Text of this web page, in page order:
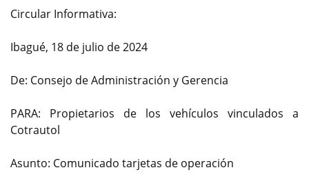
Circular Informativa:
Ibagué, 18 de julio de 2024
De: Consejo de Administración y Gerencia
PARA: Propietarios de los vehículos vinculados a
Cotrautol
Asunto: Comunicado tarjetas de operación